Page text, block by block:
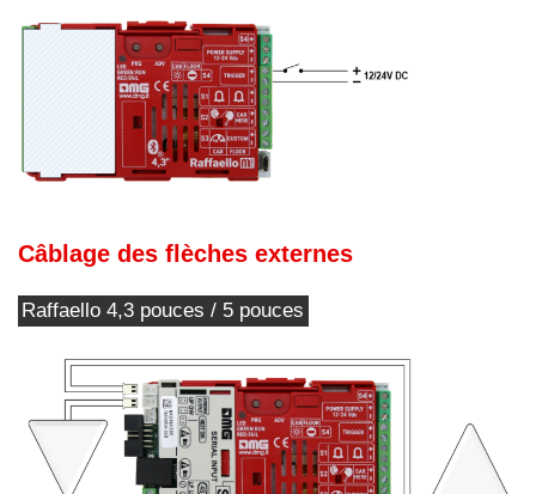
Câblage des flèches externes
Raffaello 4,3 pouces / 5 pouces